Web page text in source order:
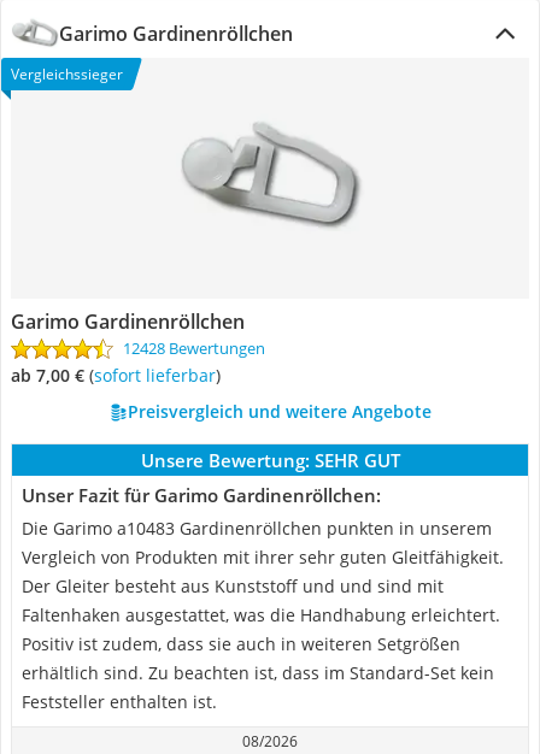
Garimo Gardinenröllchen
Vergleichssieger
Garimo Gardinenröllchen
12428 Bewertungen
ab 7,00 € ( Sofort lieferbar)
Preisvergleich und weitere Angebote
Unsere Bewertung: SEHR GUT
Unser Fazit für Garimo Gardinenröllchen:
Die Garimo a10483 Gardinenröllchen punkten in unserem
Vergleich von Produkten mit ihrer sehr guten Gleitfähigkeit.
Der Gleiter besteht aus Kunststoff und und sind mit
Faltenhaken ausgestattet, was die Handhabung erleichtert.
Positiv ist zudem, dass sie auch in weiteren Setgrößen
erhältlich sind. Zu beachten ist, dass im Standard-Set kein
Feststeller enthalten ist.
08/2026